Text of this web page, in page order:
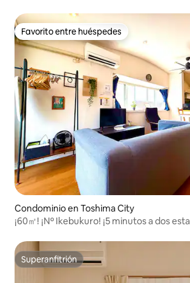
Favorito entre huéspedes
Favorito entre huéspedes
Condominio en Toshima City
¡60㎡! ¡Nº Ikebukuro! ¡5 minutos a dos
Superanfitrión
Superanfitrión